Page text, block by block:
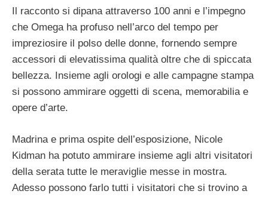
Il racconto si dipana attraverso 100 anni e l’impegno
che Omega ha profuso nell’arco del tempo per
impreziosire il polso delle donne, fornendo sempre
accessori di elevatissima qualità oltre che di spiccata
bellezza. Insieme agli orologi e alle campagne stampa
si possono ammirare oggetti di scena, memorabilia e
opere d’arte.
Madrina e prima ospite dell’esposizione, Nicole
Kidman ha potuto ammirare insieme agli altri visitatori
della serata tutte le meraviglie messe in mostra.
Adesso possono farlo tutti i visitatori che si trovino a